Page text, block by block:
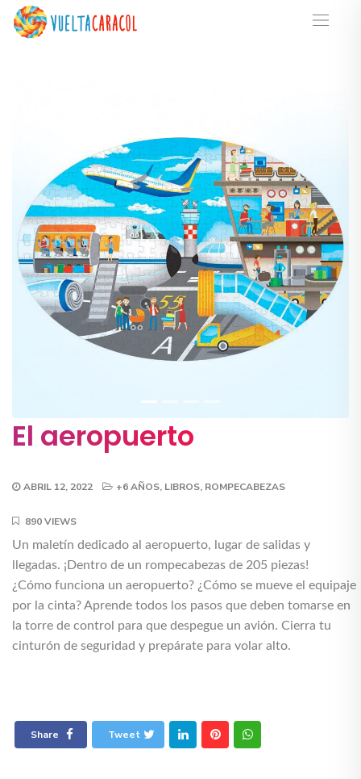
El aeropuerto
ABRIL 12, 2022 +6 AÑOS, LIBROS, ROMPECABEZAS
890 VIEWS
Un maletín dedicado al aeropuerto, lugar de salidas y
llegadas. ¡Dentro de un rompecabezas de 205 piezas!
¿Cómo funciona un aeropuerto? ¿Cómo se mueve el equipaje
por la cinta? Aprende todos los pasos que deben tomarse en
la torre de control para que despegue un avión. Cierra tu
cinturón de seguridad y prepárate para volar alto.
Share Tweet